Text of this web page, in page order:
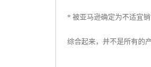
* 被亚马逊确定为不适宜
综合起来，并不是所有的